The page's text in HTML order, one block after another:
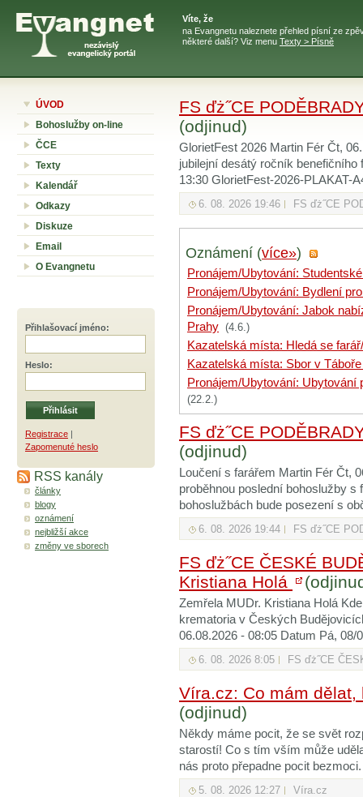
Víte, že
na Evangnetu naleznete přehled písní ze
některé další? Viz menu Texty > Písně
ÚVOD
Bohoslužby on-line
ČCE
Texty
Kalendář
Odkazy
Diskuze
Email
O Evangnetu
Přihlašovací jméno:
Heslo:
Registrace |
Zapomenuté heslo
RSS kanály
články
blogy
oznámení
nejbližší akce
změny ve sborech
FS ďż˝CE
(odjinud)
GlorietFest 2026 Martin Fér Čt,
jubilejní desátý ročník benefičního
13:30 GlorietFest-2026-PLAKAT-
6. 08. 2026 19:46 FS ďż˝CE
Oznámení (více»)
Pronájem/Ubytování:
Pronájem/Ubytování: Bydlení
Pronájem/Ubytování: Jabok
Prahy (4.6.)
Kazatelská místa: Hledá se
Kazatelská místa: Sbor v
Pronájem/Ubytování: Ubytování
(22.2.)
FS ďż˝CE
(odjinud)
Loučení s farářem Martin Fér Čt,
proběhnou poslední bohoslužby s
bohoslužbách bude posezení s
6. 08. 2026 19:44 FS ďż˝CE
FS ďż˝CE ČESKÉ
Kristiana Holá
Zemřela MUDr. Kristiana Holá
krematoria v Českých
06.08.2026 - 08:05 Datum Pá, 08/
6. 08. 2026 8:05 FS ďż˝CE
Víra.cz: Co mám
(odjinud)
Někdy máme pocit, že se svět
starostí! Co s tím vším může
nás proto přepadne pocit bezmoci.
5. 08. 2026 12:27 Víra.cz